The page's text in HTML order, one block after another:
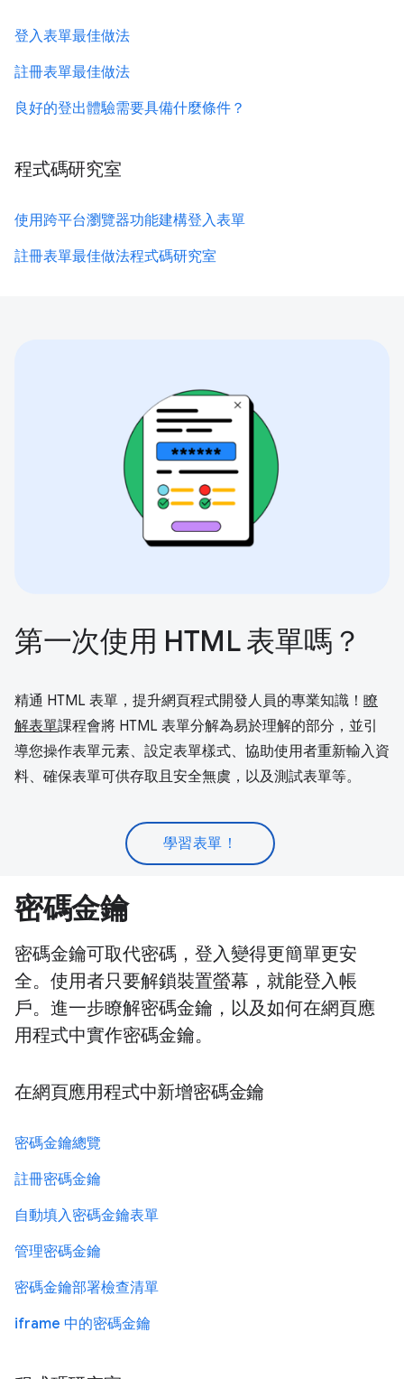
登入表單最佳做法
註冊表單最佳做法
良好的登出體驗需要具備什麼條件？
程式碼研究室
使用跨平台瀏覽器功能建構登入表單
註冊表單最佳做法程式碼研究室
第一次使用 HTML 表單嗎？
精通 HTML 表單，提升網頁程式開發人員的專業知識！ 瞭
解表單課程會將 HTML 表單分解為易於理解的部分，並引
導您操作表單元素、設定表單樣式、協助使用者重新輸入資
料、確保表單可供存取且安全無虞，以及測試表單等。
學習表單！
密碼金鑰
密碼金鑰可取代密碼，登入變得更簡單更安
全。使用者只要解鎖裝置螢幕，就能登入帳
戶。進一步瞭解密碼金鑰，以及如何在網頁應
用程式中實作密碼金鑰。
在網頁應用程式中新增密碼金鑰
密碼金鑰總覽
註冊密碼金鑰
自動填入密碼金鑰表單
管理密碼金鑰
密碼金鑰部署檢查清單
iframe 中的密碼金鑰